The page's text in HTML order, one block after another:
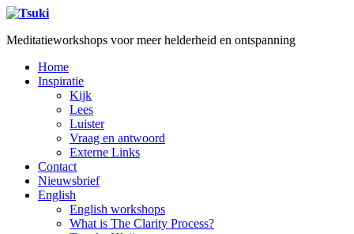
Meditatieworkshops voor meer helderheid en ontspanning
Home
Inspiratie
Kijk
Lees
Luister
Vraag en antwoord
Externe Links
Contact
Nieuwsbrief
English
English workshops
What is The Clarity Process?